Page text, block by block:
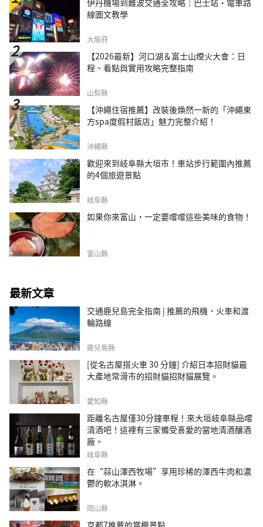
伊丹機場到難波交通全攻略｜巴士站・電車路
線圖文教學
大阪府
【2026最新】河口湖＆富士山煙火大會：日
程、看點與實用攻略完整指南
山梨縣
【沖繩住宿推薦】改裝後煥然一新的「沖繩東
方spa度假村飯店」魅力完整介紹！
沖繩縣
歡迎來到岐阜縣大垣市！車站步行範圍內推薦
的4個旅遊景點
岐阜縣
如果你來富山，一定要嚐嚐這些美味的食物！
富山縣
最新文章
交通鹿兒島完全指南 | 推薦的飛機、火車和渡
輪路線
鹿兒島縣
[從名古屋搭火車 30 分鐘] 介紹日本招財貓最
大產地常滑市的招財貓招財貓展覽。
愛知縣
距離名古屋僅30分鐘車程！來大垣岐阜縣品嚐
清酒吧！這裡有三家備受喜愛的當地清酒釀酒
廠。
岐阜縣
在“蒜山澤西牧場”享用珍稀的澤西牛肉和濃
鬱的軟冰淇淋。
岡山縣